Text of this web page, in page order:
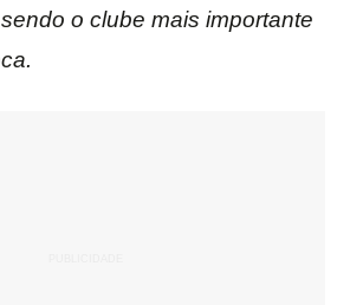
o clube mais importante